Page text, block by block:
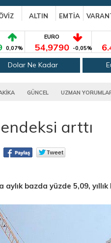
ALTIN EMTİA
0,07%
EURO
54,9790 -0,05%
Dolar Ne Kadar
GÜNCEL UZMAN
arttı
bazda yüzde 5,09,